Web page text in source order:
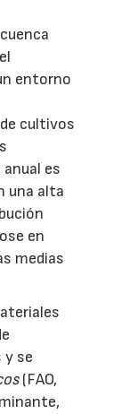
entorno
cultivos
es
una alta
en
medias
y se
(FAO,